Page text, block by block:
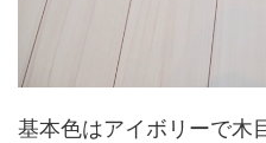
基本色はアイボリーで木